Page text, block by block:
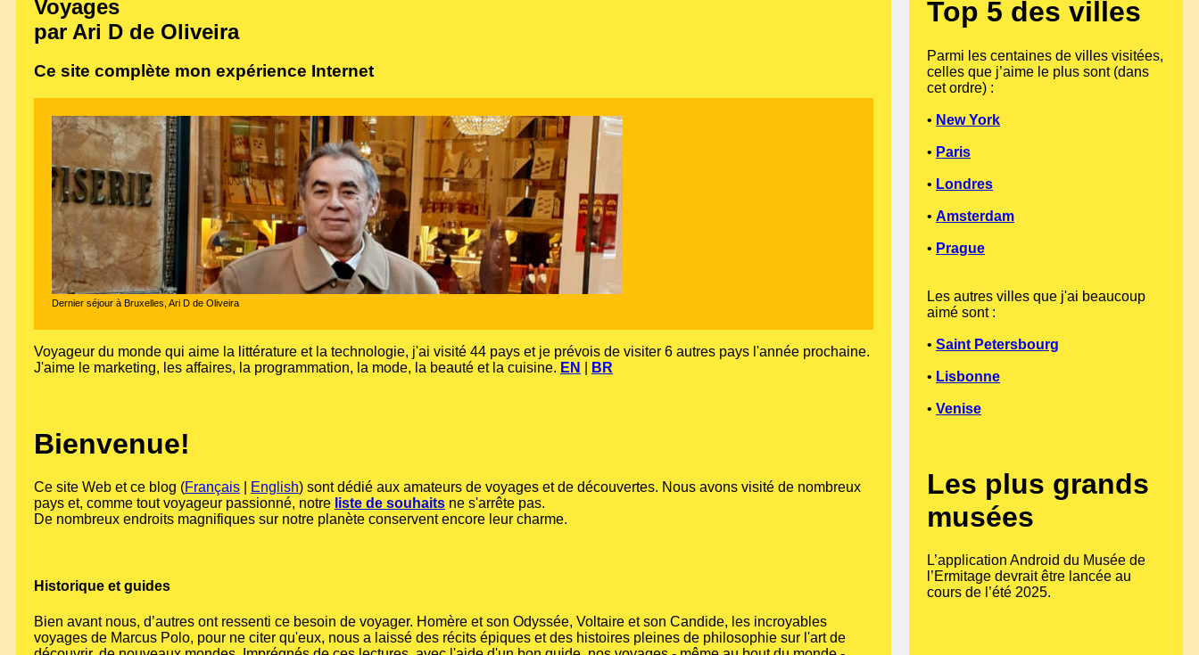
Voyages
par Ari D de Oliveira
Ce site complète mon expérience Internet
Dernier séjour à Bruxelles, Ari D de Oliveira
Voyageur du monde qui aime la littérature et la technologie, j'ai visité 44 pays et je prévois de visiter 6 autres pays l'année prochaine.
J'aime le marketing, les affaires, la programmation, la mode, la beauté et la cuisine. EN BR
Bienvenue!
Ce site Web et ce blog (Français English) sont dédié aux amateurs de voyages et de découvertes. Nous avons visité de nombreux
pays et, comme tout voyageur passionné, notre liste de souhaits ne s'arrête pas.
De nombreux endroits magnifiques sur notre planète conservent encore leur charme.
Historique et guides
Bien avant nous, d’autres ont ressenti ce besoin de voyager. Homère et son Odyssée, Voltaire et son Candide, les incroyables
voyages de Marcus Polo, pour ne citer qu'eux, nous a laissé des récits épiques et des histoires pleines de philosophie sur l'art de
Top 5 des villes
Parmi les centaines de villes visitées,
celles que j’aime le plus sont (dans
cet ordre) :
• New York
• Paris
• Londres
• Amsterdam
• Prague
Les autres villes que j'ai beaucoup
aimé sont :
• Saint Petersbourg
• Lisbonne
• Venise
Les plus grands
musées
L’application Android du Musée de
l’Ermitage devrait être lancée au
cours de l’été 2025.